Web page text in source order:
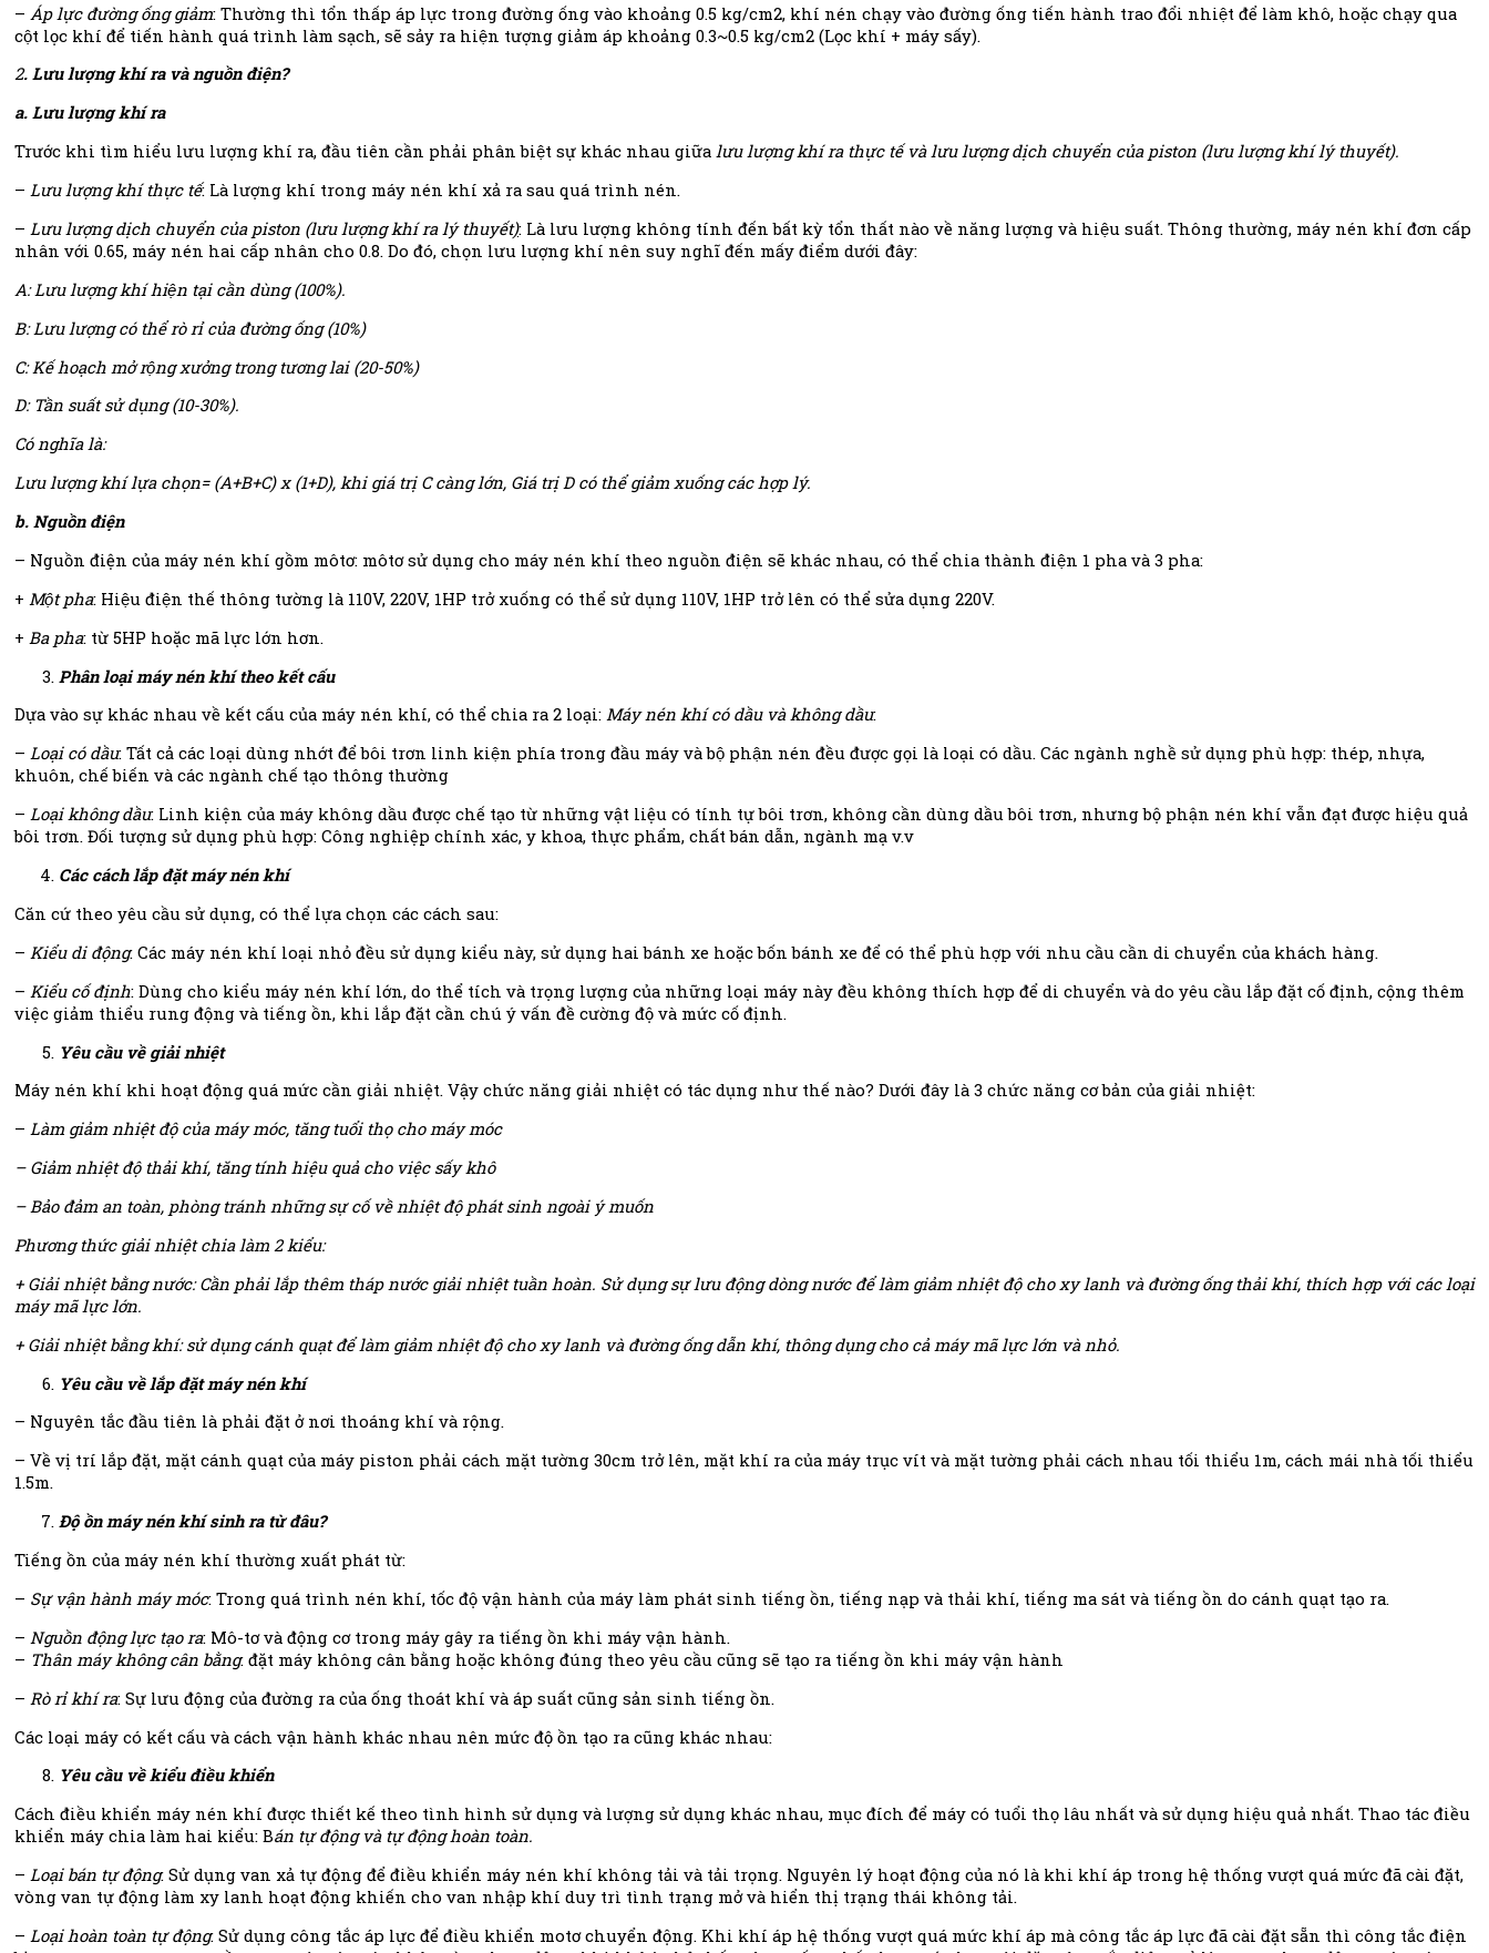
– Áp lực đường ống giảm: Thường thì tổn thấp áp lực trong đường ống vào khoảng 0.5 kg/cm2, khí nén chạy vào đường ống tiến hành trao đổi nhiệt để làm khô, hoặc chạy qua
cột lọc khí để tiến hành quá trình làm sạch, sẽ sảy ra hiện tượng giảm áp khoảng 0.3~0.5 kg/cm2 (Lọc khí + máy sấy).
2. Lưu lượng khí ra và nguồn điện?
a. Lưu lượng khí ra
Trước khi tìm hiểu lưu lượng khí ra, đầu tiên cần phải phân biệt sự khác nhau giữa lưu lượng khí ra thực tế và lưu lượng dịch chuyển của piston (lưu lượng khí lý thuyết).
– Lưu lượng khí thực tế: Là lượng khí trong máy nén khí xả ra sau quá trình nén.
– Lưu lượng dịch chuyển của piston (lưu lượng khí ra lý thuyết): Là lưu lượng không tính đến bất kỳ tổn thất nào về năng lượng và hiệu suất. Thông thường, máy nén khí đơn cấp
nhân với 0.65, máy nén hai cấp nhân cho 0.8. Do đó, chọn lưu lượng khí nên suy nghĩ đến mấy điểm dưới đây:
A: Lưu lượng khí hiện tại cần dùng (100%).
B: Lưu lượng có thể rò rỉ của đường ống (10%)
C: Kế hoạch mở rộng xưởng trong tương lai (20-50%)
D: Tần suất sử dụng (10-30%).
Có nghĩa là:
Lưu lượng khí lựa chọn= (A+B+C) x (1+D), khi giá trị C càng lớn, Giá trị D có thể giảm xuống các hợp lý.
b. Nguồn điện
– Nguồn điện của máy nén khí gồm môtơ: môtơ sử dụng cho máy nén khí theo nguồn điện sẽ khác nhau, có thể chia thành điện 1 pha và 3 pha:
+ Một pha: Hiệu điện thế thông tường là 110V, 220V, 1HP trở xuống có thể sử dụng 110V, 1HP trở lên có thể sửa dụng 220V.
+ Ba pha: từ 5HP hoặc mã lực lớn hơn.
Phân loại máy nén khí theo kết cấu
Dựa vào sự khác nhau về kết cấu của máy nén khí, có thể chia ra 2 loại: Máy nén khí có dầu và không dầu:
– Loại có dầu: Tất cả các loại dùng nhớt để bôi trơn linh kiện phía trong đầu máy và bộ phận nén đều được gọi là loại có dầu. Các ngành nghề sử dụng phù hợp: thép, nhựa,
khuôn, chế biến và các ngành chế tạo thông thường
– Loại không dầu: Linh kiện của máy không dầu được chế tạo từ những vật liệu có tính tự bôi trơn, không cần dùng dầu bôi trơn, nhưng bộ phận nén khí vẫn đạt được hiệu quả
bôi trơn. Đối tượng sử dụng phù hợp: Công nghiệp chính xác, y khoa, thực phẩm, chất bán dẫn, ngành mạ v.v
Các cách lắp đặt máy nén khí
Căn cứ theo yêu cầu sử dụng, có thể lựa chọn các cách sau:
– Kiểu di động: Các máy nén khí loại nhỏ đều sử dụng kiểu này, sử dụng hai bánh xe hoặc bốn bánh xe để có thể phù hợp với nhu cầu cần di chuyển của khách hàng.
– Kiểu cố định: Dùng cho kiểu máy nén khí lớn, do thể tích và trọng lượng của những loại máy này đều không thích hợp để di chuyển và do yêu cầu lắp đặt cố định, cộng thêm
việc giảm thiểu rung động và tiếng ồn, khi lắp đặt cần chú ý vấn đề cường độ và mức cố định.
Yêu cầu về giải nhiệt
Máy nén khí khi hoạt động quá mức cần giải nhiệt. Vậy chức năng giải nhiệt có tác dụng như thế nào? Dưới đây là 3 chức năng cơ bản của giải nhiệt:
– Làm giảm nhiệt độ của máy móc, tăng tuổi thọ cho máy móc
– Giảm nhiệt độ thải khí, tăng tính hiệu quả cho việc sấy khô
– Bảo đảm an toàn, phòng tránh những sự cố về nhiệt độ phát sinh ngoài ý muốn
Phương thức giải nhiệt chia làm 2 kiểu:
+ Giải nhiệt bằng nước: Cần phải lắp thêm tháp nước giải nhiệt tuần hoàn. Sử dụng sự lưu động dòng nước để làm giảm nhiệt độ cho xy lanh và đường ống thải khí, thích hợp với các loại
máy mã lực lớn.
+ Giải nhiệt bằng khí: sử dụng cánh quạt để làm giảm nhiệt độ cho xy lanh và đường ống dẫn khí, thông dụng cho cả máy mã lực lớn và nhỏ.
Yêu cầu về lắp đặt máy nén khí
– Nguyên tắc đầu tiên là phải đặt ở nơi thoáng khí và rộng.
– Về vị trí lắp đặt, mặt cánh quạt của máy piston phải cách mặt tường 30cm trở lên, mặt khí ra của máy trục vít và mặt tường phải cách nhau tối thiểu 1m, cách mái nhà tối thiểu
1.5m.
Độ ồn máy nén khí sinh ra từ đâu?
Tiếng ồn của máy nén khí thường xuất phát từ:
– Sự vận hành máy móc: Trong quá trình nén khí, tốc độ vận hành của máy làm phát sinh tiếng ồn, tiếng nạp và thải khí, tiếng ma sát và tiếng ồn do cánh quạt tạo ra.
– Nguồn động lực tạo ra: Mô-tơ và động cơ trong máy gây ra tiếng ồn khi máy vận hành.
– Thân máy không cân bằng: đặt máy không cân bằng hoặc không đúng theo yêu cầu cũng sẽ tạo ra tiếng ồn khi máy vận hành
– Rò rỉ khí ra: Sự lưu động của đường ra của ống thoát khí và áp suất cũng sản sinh tiếng ồn.
Các loại máy có kết cấu và cách vận hành khác nhau nên mức độ ồn tạo ra cũng khác nhau:
Yêu cầu về kiểu điều khiển
Cách điều khiển máy nén khí được thiết kế theo tình hình sử dụng và lượng sử dụng khác nhau, mục đích để máy có tuổi thọ lâu nhất và sử dụng hiệu quả nhất. Thao tác điều
khiển máy chia làm hai kiểu: Bán tự động và tự động hoàn toàn.
– Loại bán tự động: Sử dụng van xả tự động để điều khiển máy nén khí không tải và tải trọng. Nguyên lý hoạt động của nó là khi khí áp trong hệ thống vượt quá mức đã cài đặt,
vòng van tự động làm xy lanh hoạt động khiến cho van nhập khí duy trì tình trạng mở và hiển thị trạng thái không tải.
– Loại hoàn toàn tự động: Sử dụng công tắc áp lực để điều khiển motơ chuyển động. Khi khí áp hệ thống vượt quá mức khí áp mà công tắc áp lực đã cài đặt sẵn thì công tắc điện